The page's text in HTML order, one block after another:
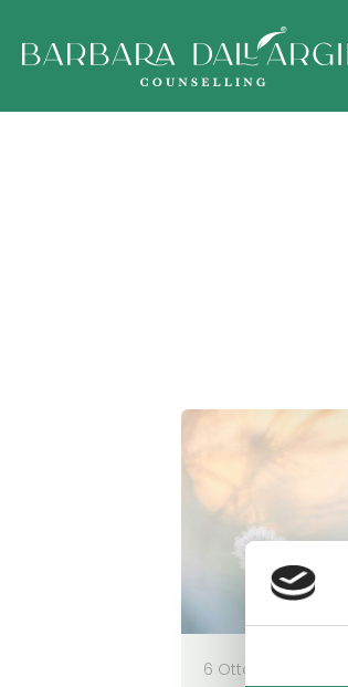
6 Ottobre 2025